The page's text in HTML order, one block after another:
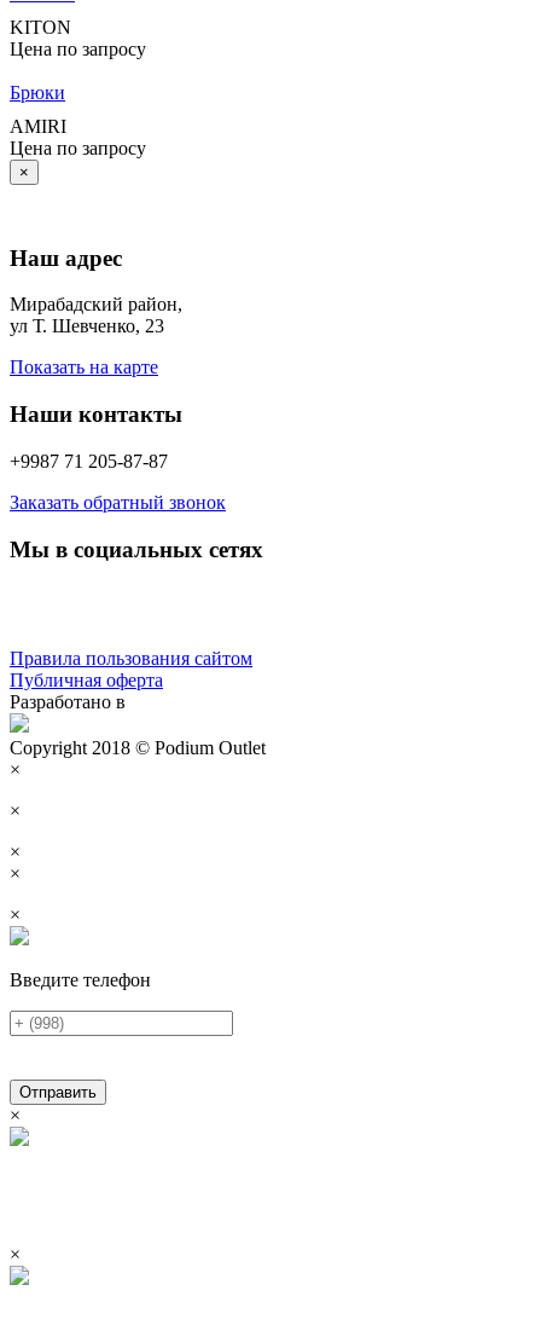
KITON
Цена по запросу
Брюки
AMIRI
Цена по запросу
×
Наш адрес
Мирабадский район,
ул Т. Шевченко, 23
Показать на карте
Наши контакты
+9987 71 205-87-87
Заказать обратный звонок
Мы в социальных сетях
Правила пользования сайтом
Публичная оферта
Разработано в
Copyright 2018 © Podium Outlet
×
×
×
×
×
Введите телефон
Отправить
×
×